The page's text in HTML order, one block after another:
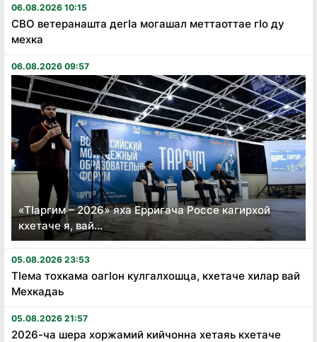
06.08.2026 10:15
СВО ветеранашта дегӏа могашал меттаоттае гӏо ду
мехка
06.08.2026 09:57
«Тӏаргим – 2026» яха Ерригача Россе кагирхой
кхетаче я, вай...
05.08.2026 23:53
Тӏема тохкама оагӏон кулгалхошца, кхетаче хилар вай
Мехкадаь
05.08.2026 21:57
2026-ча шера хоржамий кийчонна хетаяь кхетаче